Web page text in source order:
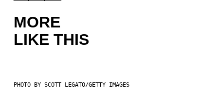
MORE
LIKE THIS
PHOTO BY SCOTT LEGATO/GETTY IMAGES